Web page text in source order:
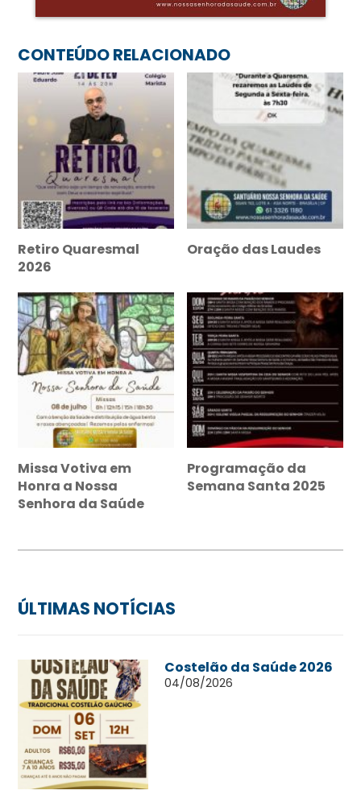
CONTEÚDO RELACIONADO
Retiro Quaresmal
2026
Oração das Laudes
Missa Votiva em
Honra a Nossa
Senhora da Saúde
Programação da
Semana Santa 2025
ÚLTIMAS NOTÍCIAS
Costelão da Saúde 2026
04/08/2026